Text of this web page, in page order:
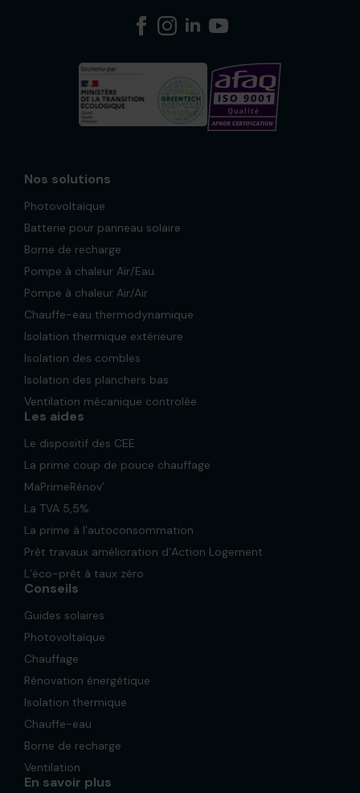
Nos solutions
Photovoltaïque
Batterie pour panneau solaire
Borne de recharge
Pompe à chaleur Air/Eau
Pompe à chaleur Air/Air
Chauffe-eau thermodynamique
Isolation thermique extérieure
Isolation des combles
Isolation des planchers bas
Ventilation mécanique controlée
Les aides
Le dispositif des CEE
La prime coup de pouce chauffage
MaPrimeRénov’
La TVA 5,5%
La prime à l’autoconsommation
Prêt travaux amélioration d’Action Logement
L’éco-prêt à taux zéro
Conseils
Guides solaires
Photovoltaïque
Chauffage
Rénovation énergétique
Isolation thermique
Chauffe-eau
Borne de recharge
Ventilation
En savoir plus